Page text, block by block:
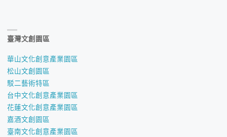
臺灣文創園區
華山文化創意產業園區
松山文創園區
駁二藝術特區
台中文化創意產業園區
花蓮文化創意產業園區
嘉酒文創園區
臺南文化創意產業園區